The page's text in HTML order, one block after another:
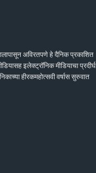
अविरतपणे हे दैनिक प्रकाशित
इलेक्ट्रॉनिक मीडियाचा प्रदीर्घ
हीरकमहोत्सवी वर्षास सुरुवात